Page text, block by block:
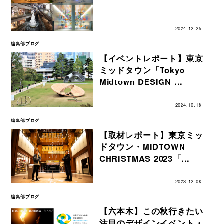
2024.12.25
編集部ブログ
【イベントレポート】東京
ミッドタウン「Tokyo
Midtown DESIGN ...
2024.10.18
編集部ブログ
【取材レポート】東京ミッ
ドタウン・MIDTOWN
CHRISTMAS 2023「...
2023.12.08
編集部ブログ
【六本木】この秋行きたい